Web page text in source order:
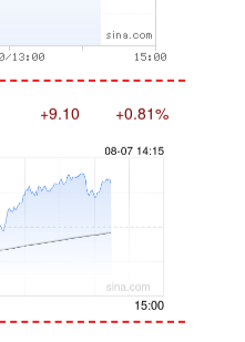
+9.04 +0.81%
+29.40 +0.84%